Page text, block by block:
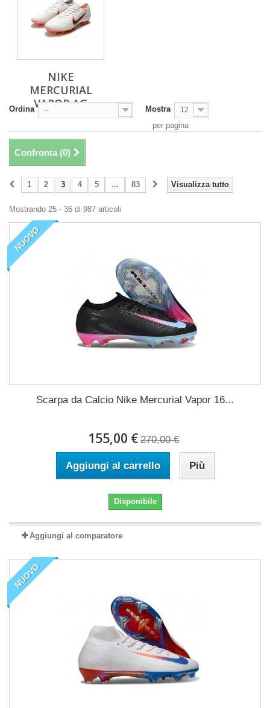
NIKE
MERCURIAL
VAPOR AG
Ordina -- Mostra 12
per pagina
Confronta (0)
Visualizza tutto
1 2 3 4 5 ... 83
Mostrando 25 - 36 di 987 articoli
NUOVO
Scarpa da Calcio Nike Mercurial Vapor 16...
155,00 € 270,00 €
Aggiungi al carrello Più
Disponibile
Aggiungi al comparatore
NUOVO